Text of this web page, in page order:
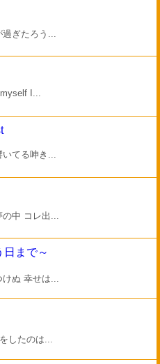
過ぎたろう...
I...
いてる呻き...
の中 コレ出...
まで～
けぬ 幸せは...
したのは...